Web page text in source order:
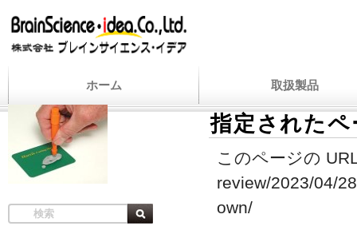
ホーム 取扱製品
指定された
このページの
review/2023/04/
own/